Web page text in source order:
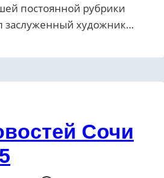
постоянной рубрики
заслуженный художник…
Сочи